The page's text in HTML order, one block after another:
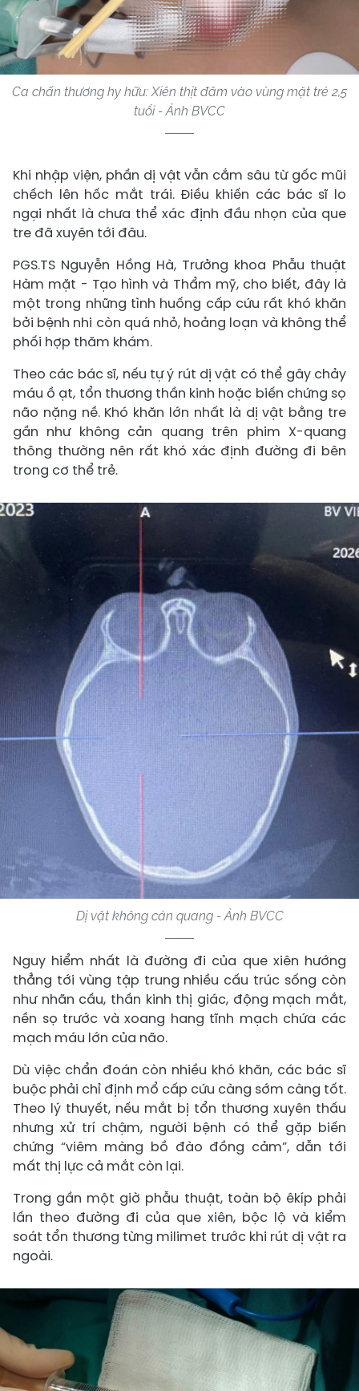
Ca chấn thương hy hữu: Xiên thịt đâm vào vùng mặt trẻ 2,5
tuổi - Ảnh BVCC
Khi nhập viện, phần dị vật vẫn cắm sâu từ gốc mũi
chếch lên hốc mắt trái. Điều khiến các bác sĩ lo
ngại nhất là chưa thể xác định đầu nhọn của que
tre đã xuyên tới đâu.
PGS.TS Nguyễn Hồng Hà, Trưởng khoa Phẫu thuật
Hàm mặt - Tạo hình và Thẩm mỹ, cho biết, đây là
một trong những tình huống cấp cứu rất khó khăn
bởi bệnh nhi còn quá nhỏ, hoảng loạn và không thể
phối hợp thăm khám.
Theo các bác sĩ, nếu tự ý rút dị vật có thể gây chảy
máu ồ ạt, tổn thương thần kinh hoặc biến chứng sọ
não nặng nề. Khó khăn lớn nhất là dị vật bằng tre
gần như không cản quang trên phim X-quang
thông thường nên rất khó xác định đường đi bên
trong cơ thể trẻ.
Dị vật không cản quang - Ảnh BVCC
Nguy hiểm nhất là đường đi của que xiên hướng
thẳng tới vùng tập trung nhiều cấu trúc sống còn
như nhãn cầu, thần kinh thị giác, động mạch mắt,
nền sọ trước và xoang hang tĩnh mạch chứa các
mạch máu lớn của não.
Dù việc chẩn đoán còn nhiều khó khăn, các bác sĩ
buộc phải chỉ định mổ cấp cứu càng sớm càng tốt.
Theo lý thuyết, nếu mắt bị tổn thương xuyên thấu
nhưng xử trí chậm, người bệnh có thể gặp biến
chứng “viêm màng bồ đào đồng cảm”, dẫn tới
mất thị lực cả mắt còn lại.
Trong gần một giờ phẫu thuật, toàn bộ êkíp phải
lần theo đường đi của que xiên, bộc lộ và kiểm
soát tổn thương từng milimet trước khi rút dị vật ra
ngoài.